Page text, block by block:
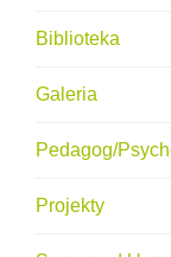
Biblioteka
Galeria
Pedagog/
Projekty